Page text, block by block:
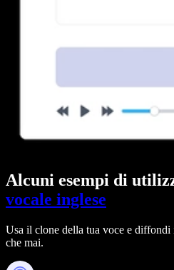
Alcuni esempi di
vocale inglese
Usa il clone della tua voce e
che mai.